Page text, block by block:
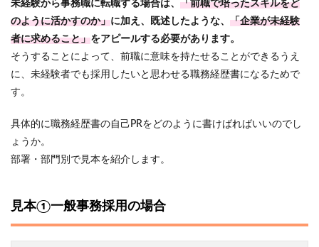
未経験から事務職に転職する場合は、 「前職で培ったスキルをど
のように活かすのか」に加え、既述したような、 「企業が未経験
者に求めること」をアピールする必要があります。
そうすることによって、前職に意味を持たせることができるうえ
に、未経験者でも採用したいと思わせる職務経歴書になるためで
す。
具体的に職務経歴書の自己PRをどのように書けばればいいのでし
ょうか。
部署・部門別で見本を紹介します。
見本①一般事務採用の場合